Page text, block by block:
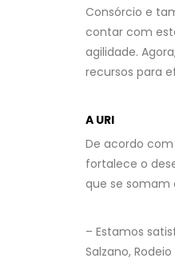
Consórcio e
contar com
agilidade.
recursos para
A URI
De acordo
fortalece o
que se somam
– Estamos
Salzano,